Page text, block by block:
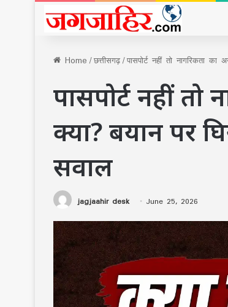
Home/छत्तीसगढ़/पासपोर्ट नहीं तो नागरिकता
पासपोर्ट नहीं तो
क्या? बयान पर
सवाल
jagjaahir desk June 25, 2026